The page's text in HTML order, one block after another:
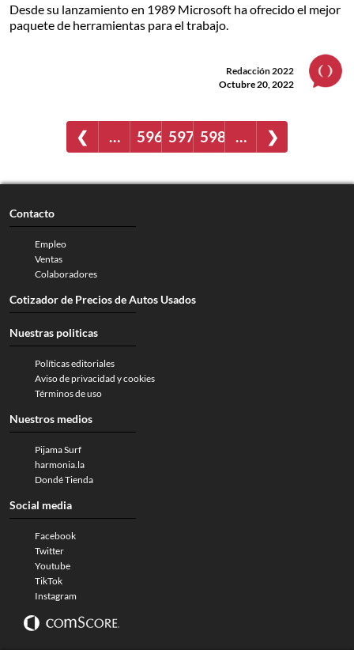
Desde su lanzamiento en 1989 Microsoft ha ofrecido el mejor
paquete de herramientas para el trabajo.
Redacción 2022
Octubre 20, 2022
❮ … 596 597 598 … ❯
Contacto
Empleo
Ventas
Colaboradores
Cotizador de Precios de Autos Usados
Nuestras politicas
Políticas editoriales
Aviso de privacidad y cookies
Términos de uso
Nuestros medios
Pijama Surf
harmonia.la
Dondé Tienda
Social media
Facebook
Twitter
Youtube
TikTok
Instagram